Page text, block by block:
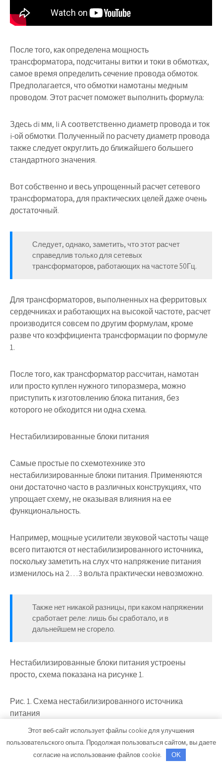
После того, как определена мощность
трансформатора, подсчитаны витки и токи в обмотках,
самое время определить сечение провода обмоток.
Предполагается, что обмотки намотаны медным
проводом. Этот расчет поможет выполнить формула:
Здесь di мм, Ii А соответственно диаметр провода и ток
i-ой обмотки. Полученный по расчету диаметр провода
также следует округлить до ближайшего большего
стандартного значения.
Вот собственно и весь упрощенный расчет сетевого
трансформатора, для практических целей даже очень
достаточный.
Следует, однако, заметить, что этот расчет
справедлив только для сетевых
трансформаторов, работающих на частоте 50Гц.
Для трансформаторов, выполненных на ферритовых
сердечниках и работающих на высокой частоте, расчет
производится совсем по другим формулам, кроме
разве что коэффициента трансформации по формуле
1.
После того, как трансформатор рассчитан, намотан
или просто куплен нужного типоразмера, можно
приступить к изготовлению блока питания, без
которого не обходится ни одна схема.
Нестабилизированные блоки питания
Самые простые по схемотехнике это
нестабилизированные блоки питания. Применяются
они достаточно часто в различных конструкциях, что
упрощает схему, не оказывая влияния на ее
функциональность.
Например, мощные усилители звуковой частоты чаще
всего питаются от нестабилизированного источника,
поскольку заметить на слух что напряжение питания
изменилось на 2…3 вольта практически невозможно.
Также нет никакой разницы, при каком напряжении
сработает реле: лишь бы сработало, и в
дальнейшем не сгорело.
Нестабилизированные блоки питания устроены
просто, схема показана на рисунке 1.
Рис. 1. Схема нестабилизированного источника
питания
К вторичной обмотке трансформатора подключен
выпрямительный мост на диодах. Хотя схем
выпрямителей существует достаточно много,
Этот веб-сайт использует файлы cookie для улучшения
пользовательского опыта. Продолжая пользоваться сайтом, вы даете
согласие на использование файлов cookie.
OK